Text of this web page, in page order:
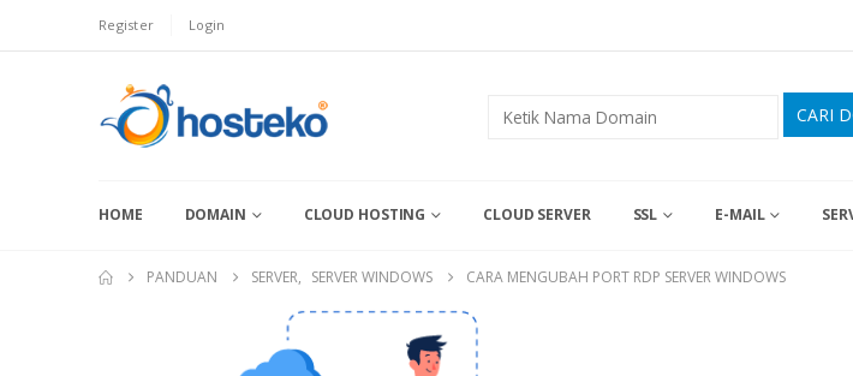
Register Login
HOME DOMAIN CLOUD HOSTING CLOUD SERVER SSL E-MAIL
PANDUAN SERVER, SERVER WINDOWS CARA MENGUBAH PORT RDP SERVER WINDOWS